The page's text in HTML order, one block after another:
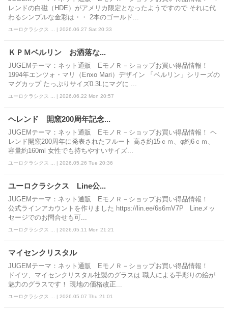
レンドの白磁（HDE）がアメリカ限定となったようですので それに代
わるシンプルな金彩は・・ 2本のゴールド...
ユーロクラシクス ... | 2026.06.27 Sat 20:33
ＫＰＭベルリン お洒落な...
JUGEMテーマ：ネット通販 EモノＲ－ショップお買い得品情報！
1994年エンツォ・マリ（Enxo Mari）デザイン 「ベルリン」シリーズの
マグカップ たっぷりサイズ0.3Lにマグに ...
ユーロクラシクス ... | 2026.06.22 Mon 20:57
ヘレンド 開窯200周年記念...
JUGEMテーマ：ネット通販 EモノＲ－ショップお買い得品情報！ ヘ
レンド開窯200周年に発表されたフルート 高さ約15ｃｍ、φ約6ｃｍ、
容量約160ml 女性でも持ちやすいサイズ...
ユーロクラシクス ... | 2026.05.26 Tue 20:36
ユーロクラシクス Line公...
JUGEMテーマ：ネット通販 EモノＲ－ショップお買い得品情報！
公式ラインアカウントを作りました https://lin.ee/6s6mV7P Lineメッ
セージでのお問合せも可...
ユーロクラシクス ... | 2026.05.11 Mon 21:21
マイセンクリスタル
JUGEMテーマ：ネット通販 EモノＲ－ショップお買い得品情報！
ドイツ、マイセンクリスタル社製のグラスは 職人による手彫りの絵が
魅力のグラスです！ 現地の価格改正...
ユーロクラシクス ... | 2026.05.07 Thu 21:01